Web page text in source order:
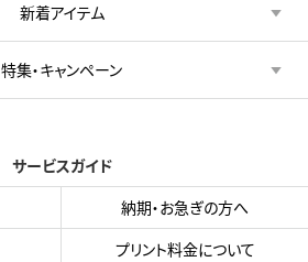
新着アイテム
特集・キャンペーン
サービスガイド
納期・お急ぎの方へ
プリント料金について